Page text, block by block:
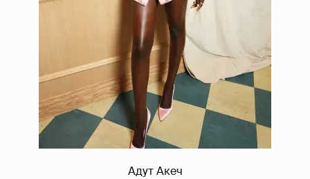
Адут Акеч